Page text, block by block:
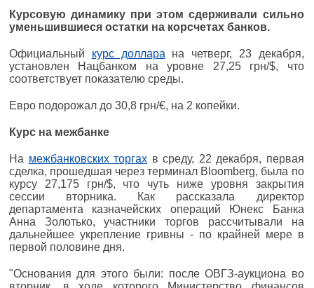
Курсовую динамику при этом сдерживали сильно
уменьшившиеся остатки на корсчетах банков.
Официальный курс доллара на четверг, 23 декабря,
установлен Нацбанком на уровне 27,25 грн/$, что
соответствует показателю среды.
Евро подорожал до 30,8 грн/€, на 2 копейки.
Курс на межбанке
На межбанковских торгах в среду, 22 декабря, первая
сделка, прошедшая через терминал Bloomberg, была по
курсу 27,175 грн/$, что чуть ниже уровня закрытия
сессии вторника. Как рассказала директор
департамента казначейских операций Юнекс Банка
Анна Золотько, участники торгов рассчитывали на
дальнейшее укрепление гривны - по крайней мере в
первой половине дня.
"Основания для этого были: после ОВГЗ-аукциона во